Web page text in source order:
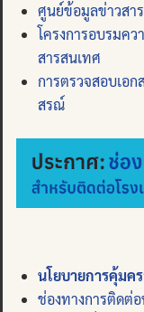
ศูนย์ข้อมูลข่าวสาร
โครงการอบรมคว
สารสนเทศ
การตรวจสอบเอก
สรณ์
นโยบายการคุ้ม
ช่องทางการติดต่